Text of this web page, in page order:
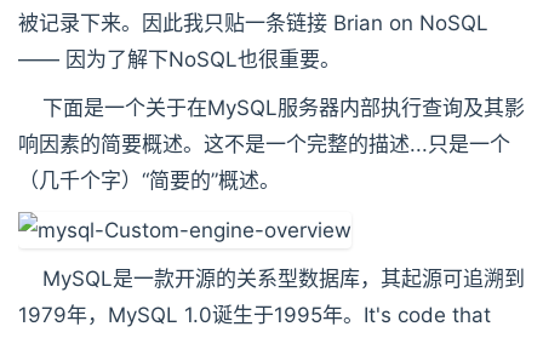
被记录下来。因此我只贴一条链接 Brian on NoSQL
—— 因为了解下NoSQL也很重要。
下面是一个关于在MySQL服务器内部执行查询及其影
响因素的简要概述。这不是一个完整的描述...只是一个
（几千个字）“简要的”概述。
MySQL是一款开源的关系型数据库，其起源可追溯到
1979年，MySQL 1.0诞生于1995年。It's code that